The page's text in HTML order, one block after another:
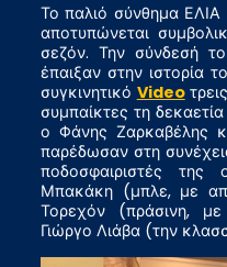
Το παλιό σύνθημα
αποτυπώνεται
σεζόν. Την σύνδεσή
έπαιξαν στην ιστορία
συγκινητικό Video
συμπαίκτες τη
ο Φάνης Ζαρκαβέλης
παρέδωσαν στη
ποδοσφαιριστές
Μπακάκη (μπλε, με
Τορεχόν (πράσινη,
Γιώργο Λιάβα (την